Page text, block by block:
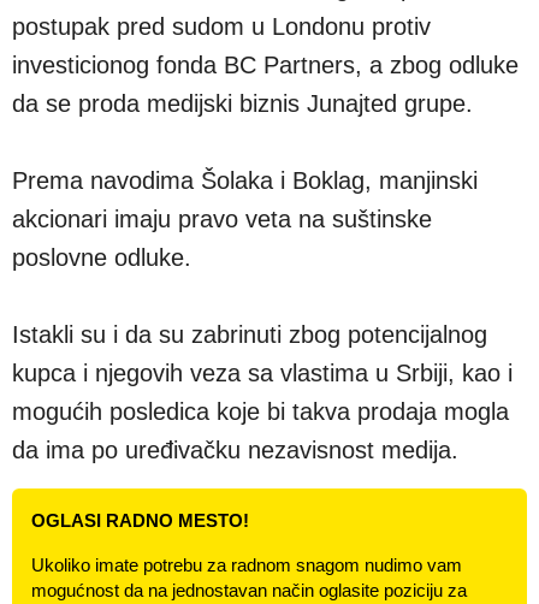
postupak pred sudom u Londonu protiv
investicionog fonda BC Partners, a zbog odluke
da se proda medijski biznis Junajted grupe.
Prema navodima Šolaka i Boklag, manjinski
akcionari imaju pravo veta na suštinske
poslovne odluke.
Istakli su i da su zabrinuti zbog potencijalnog
kupca i njegovih veza sa vlastima u Srbiji, kao i
mogućih posledica koje bi takva prodaja mogla
da ima po uređivačku nezavisnost medija.
OGLASI RADNO MESTO!
Ukoliko imate potrebu za radnom snagom nudimo vam
mogućnost da na jednostavan način oglasite poziciju za